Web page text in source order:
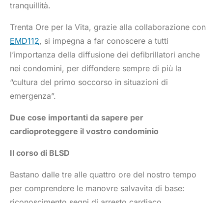
tranquillità.
Trenta Ore per la Vita, grazie alla collaborazione con
EMD112, si impegna a far conoscere a tutti
l’importanza della diffusione dei defibrillatori anche
nei condomini, per diffondere sempre di più la
“cultura del primo soccorso in situazioni di
emergenza”.
Due cose importanti da sapere per
cardioproteggere il vostro condominio
Il corso di BLSD
Bastano dalle tre alle quattro ore del nostro tempo
per comprendere le manovre salvavita di base: